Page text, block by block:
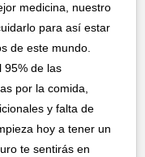
medicina, nuestro
para así estar
de este mundo.
95% de las
por la comida,
y falta de
hoy a tener un
te sentirás en